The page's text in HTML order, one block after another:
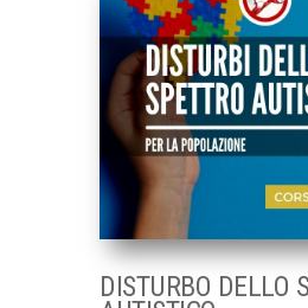
DISTURBO DELLO